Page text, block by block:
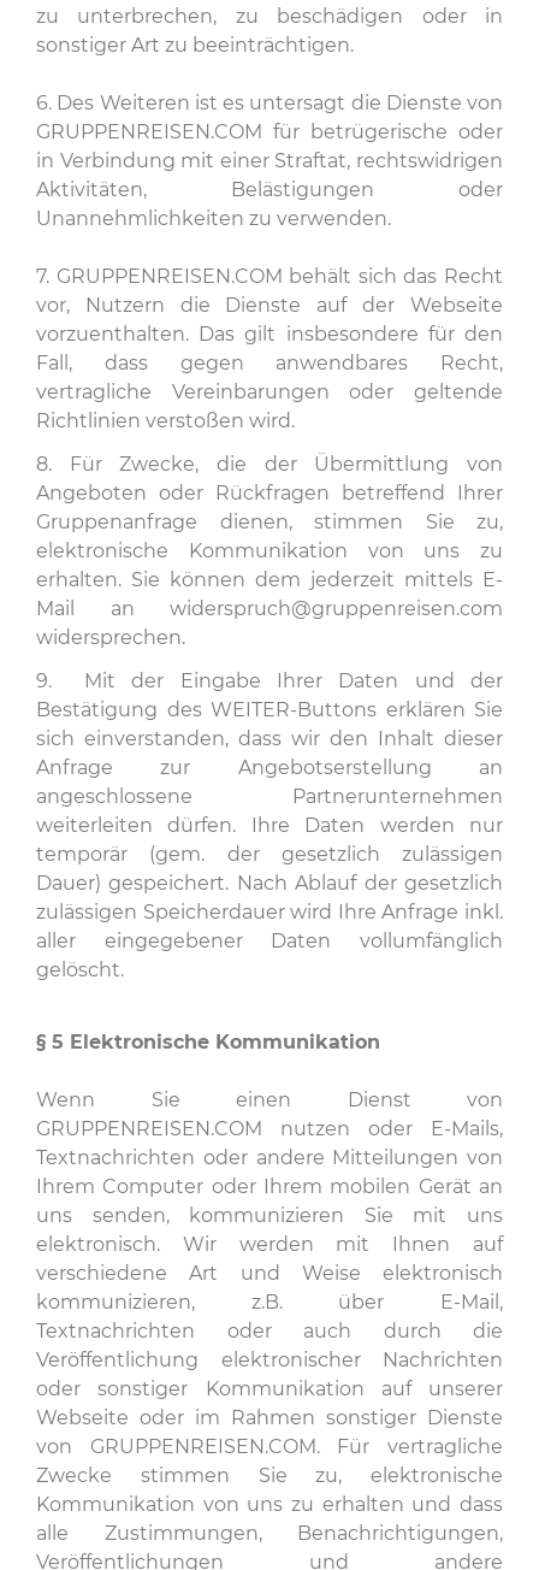
zu unterbrechen, zu beschädigen oder in
sonstiger Art zu beeinträchtigen.
6. Des Weiteren ist es untersagt die Dienste von
GRUPPENREISEN.COM für betrügerische oder
in Verbindung mit einer Straftat, rechtswidrigen
Aktivitäten, Belästigungen oder
Unannehmlichkeiten zu verwenden.
7. GRUPPENREISEN.COM behält sich das Recht
vor, Nutzern die Dienste auf der Webseite
vorzuenthalten. Das gilt insbesondere für den
Fall, dass gegen anwendbares Recht,
vertragliche Vereinbarungen oder geltende
Richtlinien verstoßen wird.
8. Für Zwecke, die der Übermittlung von
Angeboten oder Rückfragen betreffend Ihrer
Gruppenanfrage dienen, stimmen Sie zu,
elektronische Kommunikation von uns zu
erhalten. Sie können dem jederzeit mittels E-
Mail an widerspruch@gruppenreisen.com
widersprechen.
9. Mit der Eingabe Ihrer Daten und der
Bestätigung des WEITER-Buttons erklären Sie
sich einverstanden, dass wir den Inhalt dieser
Anfrage zur Angebotserstellung an
angeschlossene Partnerunternehmen
weiterleiten dürfen. Ihre Daten werden nur
temporär (gem. der gesetzlich zulässigen
Dauer) gespeichert. Nach Ablauf der gesetzlich
zulässigen Speicherdauer wird Ihre Anfrage inkl.
aller eingegebener Daten vollumfänglich
gelöscht.
§ 5 Elektronische Kommunikation
Wenn Sie einen Dienst von
GRUPPENREISEN.COM nutzen oder E-Mails,
Textnachrichten oder andere Mitteilungen von
Ihrem Computer oder Ihrem mobilen Gerät an
uns senden, kommunizieren Sie mit uns
elektronisch. Wir werden mit Ihnen auf
verschiedene Art und Weise elektronisch
kommunizieren, z.B. über E-Mail,
Textnachrichten oder auch durch die
Veröffentlichung elektronischer Nachrichten
oder sonstiger Kommunikation auf unserer
Webseite oder im Rahmen sonstiger Dienste
von GRUPPENREISEN.COM. Für vertragliche
Zwecke stimmen Sie zu, elektronische
Kommunikation von uns zu erhalten und dass
alle Zustimmungen, Benachrichtigungen,
Veröffentlichungen und andere